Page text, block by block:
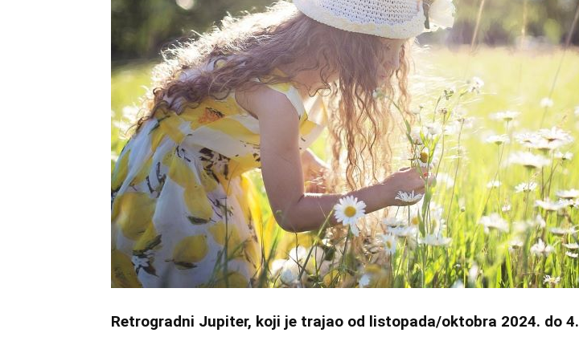
Retrogradni Jupiter, koji je trajao od listopada/oktobra 2024. do 4.